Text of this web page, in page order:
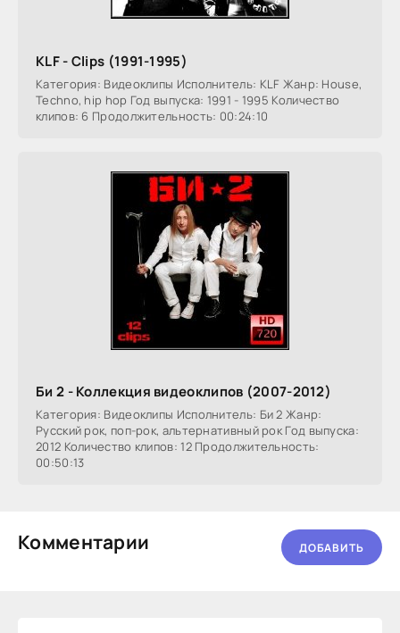
KLF - Clips (1991-1995)
Категория: Видеоклипы Исполнитель: KLF Жанр: House,
Techno, hip hop Год выпуска: 1991 - 1995 Количество
клипов: 6 Продолжительность: 00:24:10
Би 2 - Коллекция видеоклипов (2007-2012)
Категория: Видеоклипы Исполнитель: Би 2 Жанр:
Русский рок, поп-рок, альтернативный рок Год выпуска:
2012 Количество клипов: 12 Продолжительность:
00:50:13
Комментарии ДОБАВИТЬ